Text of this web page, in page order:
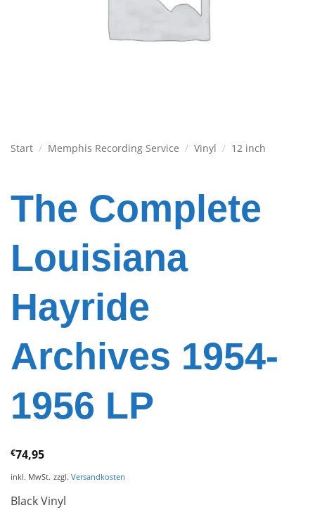
Start / Memphis Recording Service / Vinyl / 12 inch
The Complete
Louisiana
Hayride
Archives 1954-
1956 LP
€74,95
inkl. MwSt. zzgl. Versandkosten
Black Vinyl